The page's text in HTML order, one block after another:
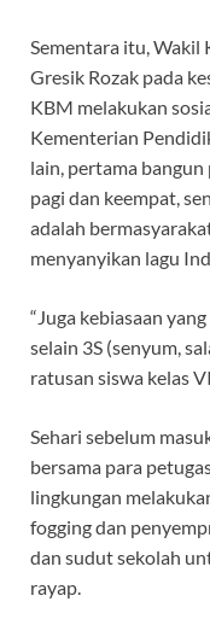
Sementara itu, Wakil
Gresik Rozak pada
KBM melakukan
Kementerian
lain, pertama bangun
pagi dan keempat,
adalah
menyanyikan lagu
“Juga kebiasaan
selain 3S (senyum,
ratusan siswa kelas
Sehari sebelum
bersama para
lingkungan
fogging dan
dan sudut sekolah
rayap.